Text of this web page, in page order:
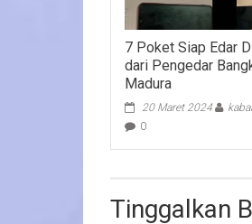
7 Poket Siap Edar
dari Pengedar
Madura
20 Maret 2024
0
Tinggalkan